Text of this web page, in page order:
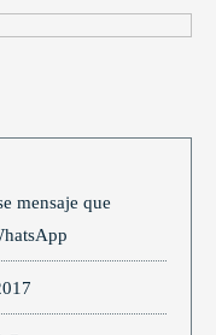
mensaje que